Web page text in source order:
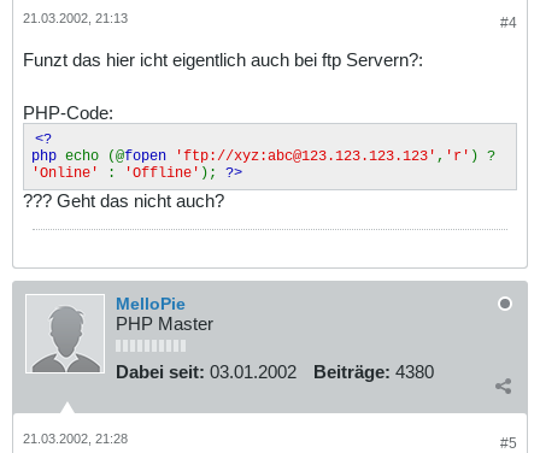
#4
21.03.2002, 21:13
Funzt das hier icht eigentlich auch bei ftp Servern?:
PHP-Code:
<?
php echo (@fopen 'ftp://xyz:abc@123.123.123.123' , 'r' ) ?
'Online'
: 'Offline' ); ?>
??? Geht das nicht auch?
MelloPie
PHP Master
Dabei seit: 03.01.2002 Beiträge: 4380
#5
21.03.2002, 21:28